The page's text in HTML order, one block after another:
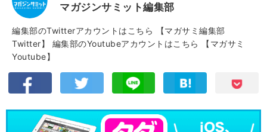
マガジンサミット編集部
編集部のTwitterアカウントはこちら
【マガサミ編集部
Twitter】
編集部のYoutubeアカウントはこちら
【マガサミ
Youtube】